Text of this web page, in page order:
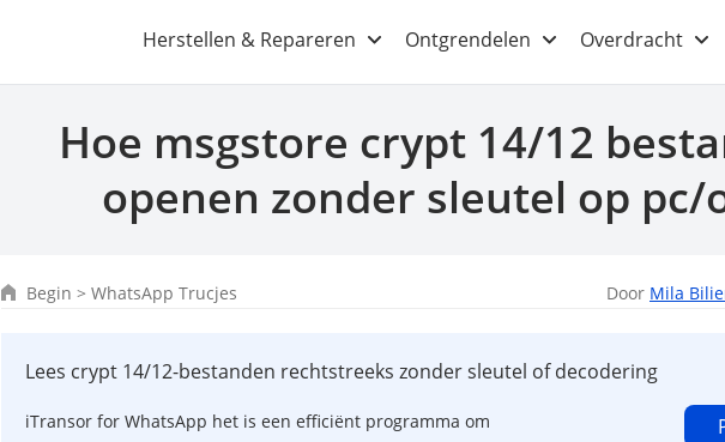
Herstellen & Repareren Ontgrendelen Overdracht
Hoe msgstore crypt 14/12
openen zonder sleutel op pc/
Begin > WhatsApp Trucjes Door Mila
Lees crypt 14/12-bestanden rechtstreeks zonder sleutel of decodering
iTransor for WhatsApp het is een efficiënt programma om